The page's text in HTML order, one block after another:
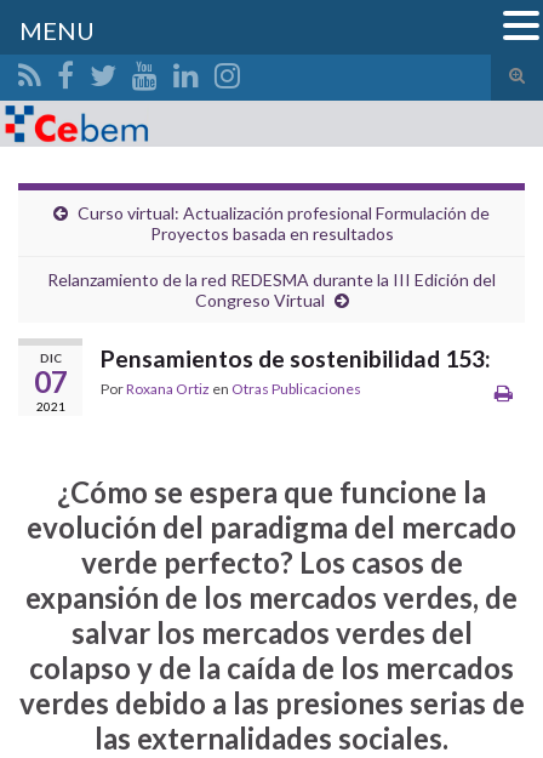
el
Search for:
Curso virtual: Actualización profesional Formulación de
Proyectos basada en resultados
Relanzamiento de la red REDESMA durante la III Edición del
Congreso Virtual
DIC
07
2021
Pensamientos de sostenibilidad 153:
PorRoxana Ortiz en Otras Publicaciones
¿Cómo se espera que funcione la
evolución del paradigma del mercado
verde perfecto? Los casos de
expansión de los mercados verdes, de
salvar los mercados verdes del
colapso y de la caída de los mercados
verdes debido a las presiones serias de
las externalidades sociales.
MENU